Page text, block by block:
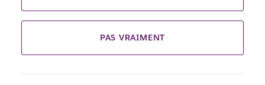
PAS VRAIMENT